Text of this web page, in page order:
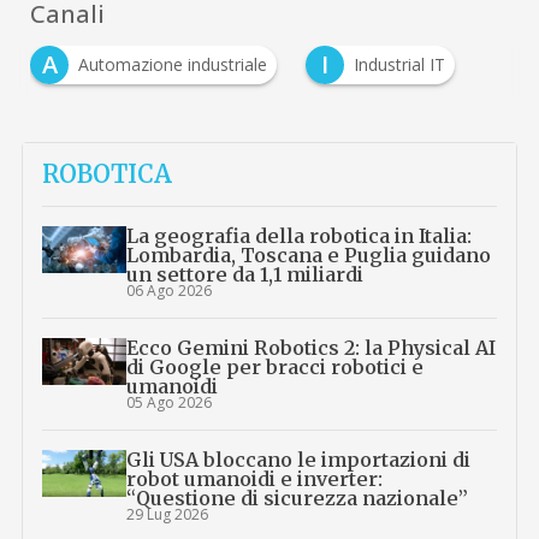
Canali
A
Automazione industriale I Industrial IT
ROBOTICA
La geografia della robotica in Italia:
Lombardia, Toscana e Puglia guidano
un settore da 1,1 miliardi
06 Ago 2026
Ecco Gemini Robotics 2: la Physical AI
di Google per bracci robotici e
umanoidi
05 Ago 2026
Gli USA bloccano le importazioni di
robot umanoidi e inverter:
“Questione di sicurezza nazionale”
29 Lug 2026